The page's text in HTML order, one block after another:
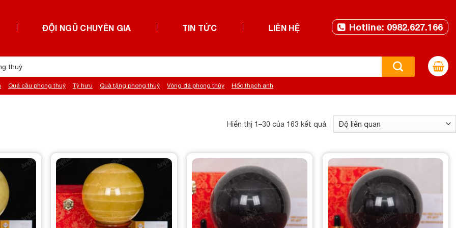
ĐỘI NGŨ CHUYÊN GIA TIN TỨC LIÊN HỆ Hotline: 0982.627.166
Quả cầu phong thuỷ Tỳ hưu Quà tặng phong thuỷ Vòng đá phong thủy Hốc thạch anh
Hiển thị 1–30 của 163 kết quả